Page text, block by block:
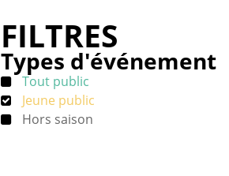
FILTRES
Types d'événement
Tout public
Jeune public
Hors saison